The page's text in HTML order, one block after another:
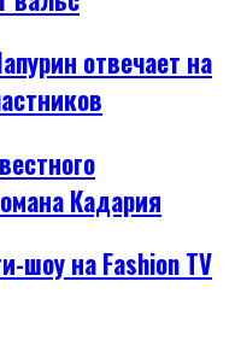
отвечает на
Кадария
шоу на Fashion TV